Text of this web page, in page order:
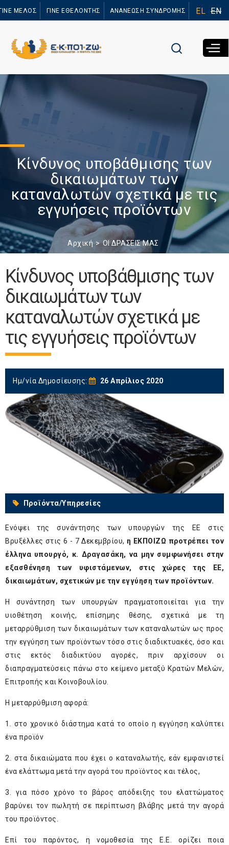
προς το
ΜΕΛΟΣ ΓΙΝΕ ΕΘΕΛΟΝΤΗΣ ΑΝΑΝΕΩΣΗ ΣΥΝΔΡΟΜΗΣ EL EN
Κίνδυνος υποβάθμισης των
δικαιωμάτων των
καταναλωτών σχετικά με τις
εγγυήσεις προϊόντων
Αρχική ΟΙ ΔΡΑΣΕΙΣ ΜΑΣ
Κίνδυνος υποβάθμισης των
δικαιωμάτων των
καταναλωτών σχετικά με
τις εγγυήσεις προϊόντων
Ημ/νία Δημοσίευσης: 26 Απρίλιος 2020
Προϊόντα/Υπηρεσίες
Ενόψει της συνάντησης των υπουργών της ΕΕ στις
Βρυξέλλες στις 6 - 7 Δεκεμβρίου, η ΕΚΠΟΙΖΩ προτρέπει τον
έλληνα υπουργό, κ. Δραγασάκη, να μην συμφωνήσει στην
εξασθένηση των υφιστάμενων, στις χώρες της ΕΕ,
δικαιωμάτων, σχετικών με την εγγύηση των προϊόντων.
Η συνάντηση των υπουργών πραγματοποιείται για την
υιοθέτηση κοινής, επίσημης θέσης, σχετικά με τη
μεταρρύθμιση των δικαιωμάτων των καταναλωτών ως προς
την εγγύηση των προϊόντων τόσο στις διαδικτυακές, όσο και
στις εκτός διαδικτύου αγορές, πριν αρχίσουν οι
διαπραγματεύσεις πάνω στο κείμενο μεταξύ Κρατών Μελών,
Επιτροπής και Κοινοβουλίου.
Η μεταρρύθμιση αφορά:
1. στο χρονικό διάστημα κατά το οποίο η εγγύηση καλύπτει
ένα προϊόν
2. στα δικαιώματα που έχει ο καταναλωτής, εάν εμφανιστεί
ένα ελάττωμα μετά την αγορά του προϊόντος και τέλος,
3. για πόσο χρόνο το βάρος απόδειξης του ελαττώματος
βαρύνει τον πωλητή σε περίπτωση βλάβης μετά την αγορά
του προϊόντος.
Επί του παρόντος, η νομοθεσία της Ε.Ε. ορίζει ποια